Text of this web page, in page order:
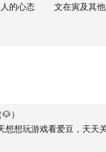
易云音乐、蜻蜓FM等
的心态 文在寅及其他
）
想想玩游戏看爱豆，天天